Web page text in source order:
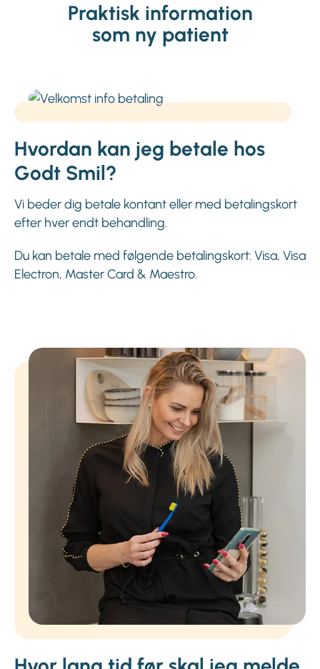
Praktisk information
som ny patient
Hvordan kan jeg betale hos
Godt Smil?
Vi beder dig betale kontant eller med betalingskort
efter hver endt behandling.
Du kan betale med følgende betalingskort: Visa, Visa
Electron, Master Card & Maestro.